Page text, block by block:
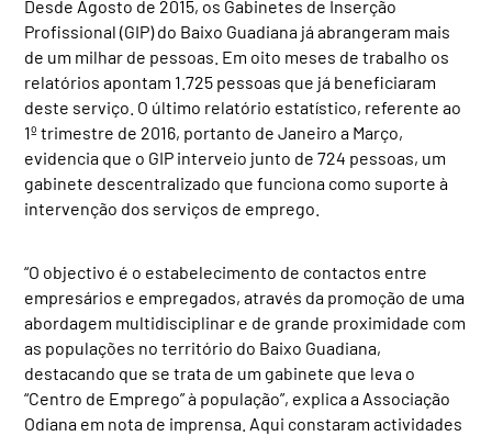
Desde Agosto de 2015, os Gabinetes de Inserção
Profissional (GIP) do Baixo Guadiana já abrangeram mais
de um milhar de pessoas. Em oito meses de trabalho os
relatórios apontam 1.725 pessoas que já beneficiaram
deste serviço. O último relatório estatístico, referente ao
1º trimestre de 2016, portanto de Janeiro a Março,
evidencia que o GIP interveio junto de 724 pessoas, um
gabinete descentralizado que funciona como suporte à
intervenção dos serviços de emprego.
“O objectivo é o estabelecimento de contactos entre
empresários e empregados, através da promoção de uma
abordagem multidisciplinar e de grande proximidade com
as populações no território do Baixo Guadiana,
destacando que se trata de um gabinete que leva o
“Centro de Emprego” à população”, explica a Associação
Odiana em nota de imprensa. Aqui constaram actividades